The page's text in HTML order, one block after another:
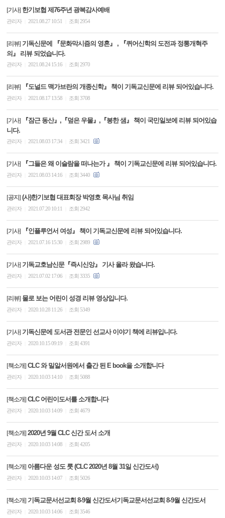
[기사] 한기보협 제76주년 광복감사예배
관리자 2021.08.27 10:51 조회 2954
[리뷰] 기독신문에 『문화막시즘의 영혼』 , 『퀴어신학의 도전과 정통개혁주
의』 리뷰 되었습니다.
관리자 2021.08.24 15:16 조회 2970
[리뷰] 『도널드 맥가브란의 개종신학』 책이 기독교신문에 리뷰 되어있습니다.
관리자 2021.08.17 13:58 조회 3708
[기사]
『잠근 동산』,『덮은 우물』,『봉한 샘』 책이 국민일보에 리뷰 되어있습
니다.
관리자 2021.08.03 17:34 조회 3421
[기사] 『그들은 왜 이슬람을 떠나는가 』 책이 기독교신문에 리뷰 되어있습니다.
관리자 2021.08.03 14:16 조회 3440
[공지] (사)한기보협 대표회장 박영호 목사님 취임
관리자 2021.07.20 10:11 조회 2942
[기사] 『인플루언서 여성』 책이 기독교신문에 리뷰 되어있습니다.
관리자 2021.07.16 15:30 조회 2989
[기사] 기독교호남신문『즉시신앙』 기사 올라 왔습니다.
관리자 2021.07.02 17:06 조회 3335
[리뷰] 물로 보는 어린이 성경 리뷰 영상입니다.
관리자 2020.10.28 11:26 조회 5349
[기사] 기독신문에 도서관 전문인 선교사 이야기 책에 리뷰입니다.
관리자 2020.10.15 09:19 조회 4391
[책소개] CLC 와 밀알서원에서 출간 된 E book을 소개합니다
관리자 2020.10.03 14:10 조회 5088
[책소개] CLC 어린이도서를 소개합니다
관리자 2020.10.03 14:09 조회 4679
[책소개] 2020년 9월 CLC 신간 도서 소개
관리자 2020.10.03 14:08 조회 4205
[책소개] 아름다운 성도 룻 (CLC 2020년 8월 31일 신간도서)
관리자 2020.10.03 14:07 조회 5026
[책소개] 기독교문서선교회 8-9월 신간도서기독교문서선교회 8-9월 신간도서
관리자 2020.10.03 14:06 조회 3546